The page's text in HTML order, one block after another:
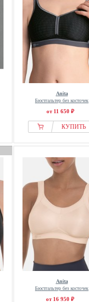
Anita
Бюстгальтер без косточек
от 11 650 ₽
КУПИТЬ
Anita
Бюстгальтер без косточек
от 16 950 ₽